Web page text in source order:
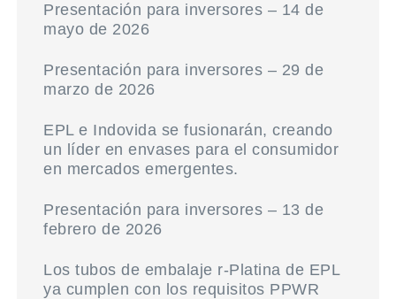
Presentación para inversores – 14 de
mayo de 2026
Presentación para inversores – 29 de
marzo de 2026
EPL e Indovida se fusionarán, creando
un líder en envases para el consumidor
en mercados emergentes.
Presentación para inversores – 13 de
febrero de 2026
Los tubos de embalaje r-Platina de EPL
ya cumplen con los requisitos PPWR